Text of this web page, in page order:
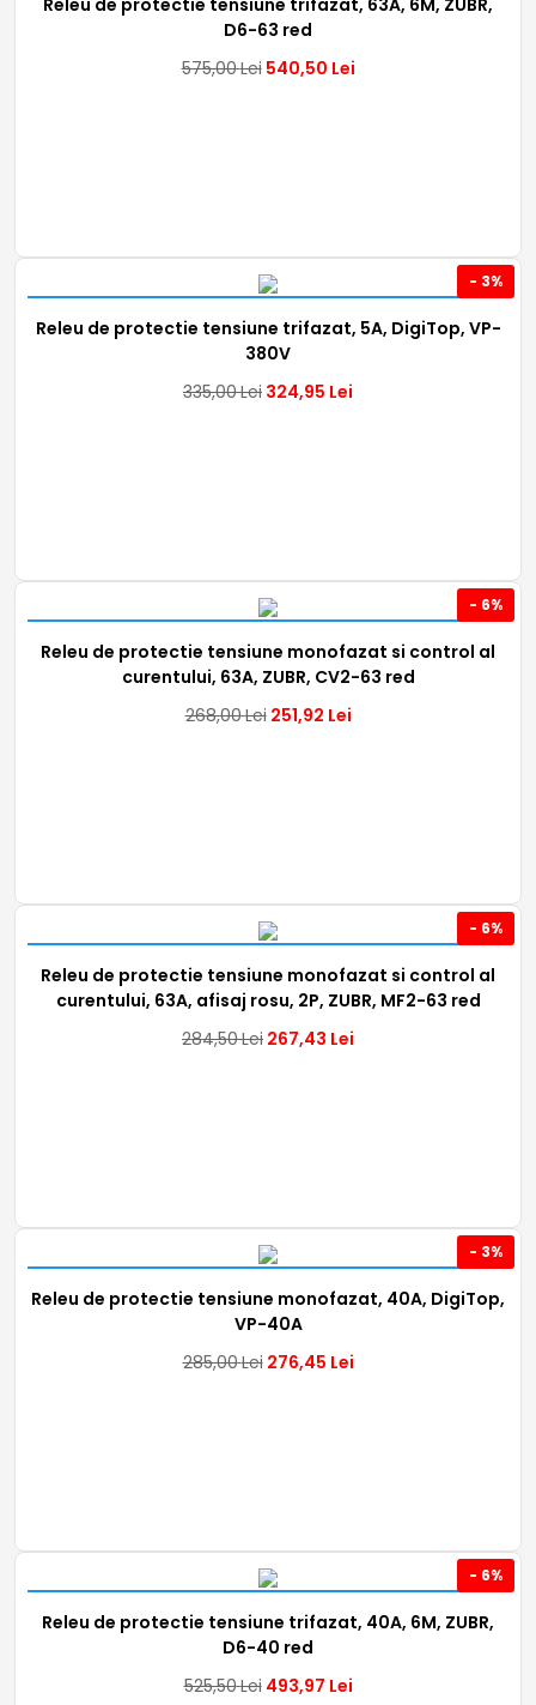
Releu de protectie tensiune trifazat, 63A, 6M, ZUBR,
D6-63 red
575,00Lei 540,50 Lei
- 3%
Releu de protectie tensiune trifazat, 5A, DigiTop, VP-
380V
335,00Lei 324,95 Lei
- 6%
Releu de protectie tensiune monofazat si control al
curentului, 63A, ZUBR, CV2-63 red
268,00Lei 251,92 Lei
- 6%
Releu de protectie tensiune monofazat si control al
curentului, 63A, afisaj rosu, 2P, ZUBR, MF2-63 red
284,50Lei 267,43 Lei
- 3%
Releu de protectie tensiune monofazat, 40A, DigiTop,
VP-40A
285,00Lei 276,45 Lei
- 6%
Releu de protectie tensiune trifazat, 40A, 6M, ZUBR,
D6-40 red
525,50Lei 493,97 Lei